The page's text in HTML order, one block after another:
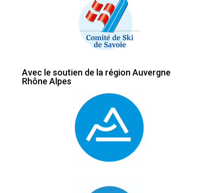
Avec le soutien de la région Auvergne
Rhône Alpes